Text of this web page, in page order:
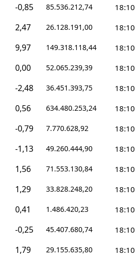
-0,85 85.536.212,74 18:10
2,47 26.128.191,00 18:10
9,97 149.318.118,44 18:10
0,00 52.065.239,39 18:10
-2,48 36.451.393,75 18:10
0,56 634.480.253,24 18:10
-0,79 7.770.628,92 18:10
-1,13 49.260.444,90 18:10
1,56 71.553.130,84 18:10
1,29 33.828.248,20 18:10
0,41 1.486.420,23 18:10
-0,25 45.407.680,74 18:10
1,79 29.155.635,80 18:10